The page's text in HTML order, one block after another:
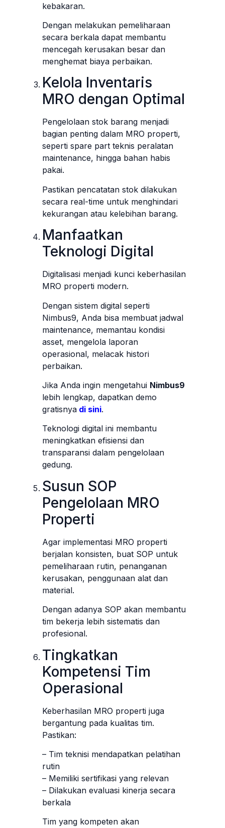
kebakaran.
Dengan melakukan pemeliharaan
secara berkala dapat membantu
mencegah kerusakan besar dan
menghemat biaya perbaikan.
Kelola Inventaris
MRO dengan Optimal
Pengelolaan stok barang menjadi
bagian penting dalam MRO properti,
seperti spare part teknis peralatan
maintenance, hingga bahan habis
pakai.
Pastikan pencatatan stok dilakukan
secara real-time untuk menghindari
kekurangan atau kelebihan barang.
Manfaatkan
Teknologi Digital
Digitalisasi menjadi kunci keberhasilan
MRO properti modern.
Dengan sistem digital seperti
Nimbus9, Anda bisa membuat jadwal
maintenance, memantau kondisi
asset, mengelola laporan
operasional, melacak histori
perbaikan.
Jika Anda ingin mengetahui Nimbus9
lebih lengkap, dapatkan demo
gratisnya di sini.
Teknologi digital ini membantu
meningkatkan efisiensi dan
transparansi dalam pengelolaan
gedung.
Susun SOP
Pengelolaan MRO
Properti
Agar implementasi MRO properti
berjalan konsisten, buat SOP untuk
pemeliharaan rutin, penanganan
kerusakan, penggunaan alat dan
material.
Dengan adanya SOP akan membantu
tim bekerja lebih sistematis dan
profesional.
Tingkatkan
Kompetensi Tim
Operasional
Keberhasilan MRO properti juga
bergantung pada kualitas tim.
Pastikan:
– Tim teknisi mendapatkan pelatihan
rutin
– Memiliki sertifikasi yang relevan
– Dilakukan evaluasi kinerja secara
berkala
Tim yang kompeten akan